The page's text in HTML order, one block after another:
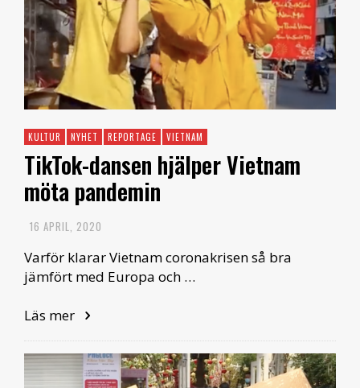
KULTUR NYHET REPORTAGE VIETNAM
TikTok-dansen hjälper Vietnam
möta pandemin
16 APRIL, 2020
Varför klarar Vietnam coronakrisen så bra
jämfört med Europa och …
Läs mer